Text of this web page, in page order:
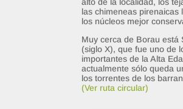
las chimeneas pirenaicas
los núcleos mejor
Muy cerca de Borau está
(siglo X), que fue uno de
importantes de la Alta
actualmente sólo queda
los torrentes de los
(Ver ruta circular)